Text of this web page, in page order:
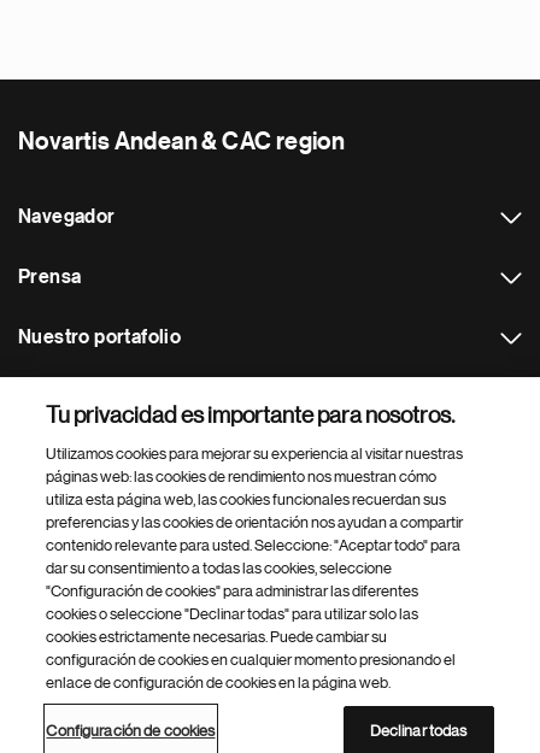
Novartis Andean & CAC region
Navegador
Prensa
Nuestro portafolio
Footer Site Search
inferior
del
© 2026 Novartis AG
Política de privacidad Términos de uso
Accesibilidad
Configuración de cookies
Mapa del sitio
Tu privacidad es importante para nosotros.
Utilizamos cookies para mejorar su experiencia al visitar nuestras
páginas web: las cookies de rendimiento nos muestran cómo
utiliza esta página web, las cookies funcionales recuerdan sus
preferencias y las cookies de orientación nos ayudan a compartir
contenido relevante para usted. Seleccione: "Aceptar todo" para
dar su consentimiento a todas las cookies, seleccione
"Configuración de cookies" para administrar las diferentes
cookies o seleccione "Declinar todas" para utilizar solo las
cookies estrictamente necesarias. Puede cambiar su
configuración de cookies en cualquier momento presionando el
enlace de configuración de cookies en la página web.
Configuración de cookies Declinar todas